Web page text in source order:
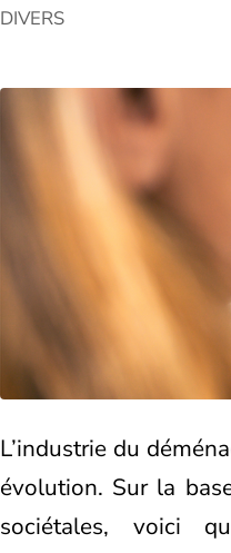
DIVERS
L’industrie du
évolution. Sur la
sociétales, voici